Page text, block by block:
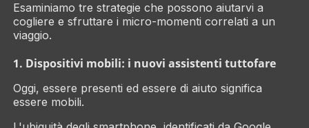
Esaminiamo tre strategie che possono aiutarvi a
cogliere e sfruttare i micro-momenti correlati a un
viaggio.
1. Dispositivi mobili: i nuovi assistenti tuttofare
Oggi, essere presenti ed essere di aiuto significa
essere mobili.